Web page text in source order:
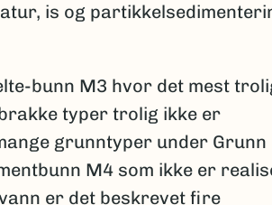
is og
bunn M3 hvor det mest
typer trolig ikke er
grunntyper under Grunn
M4 som ikke er
er det beskrevet fire